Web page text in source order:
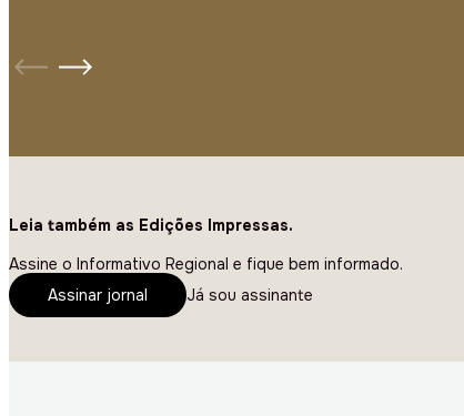
Leia também as Edições Impressas.
Assine o Informativo Regional e fique bem informado.
Assinar jornal
Já sou assinante